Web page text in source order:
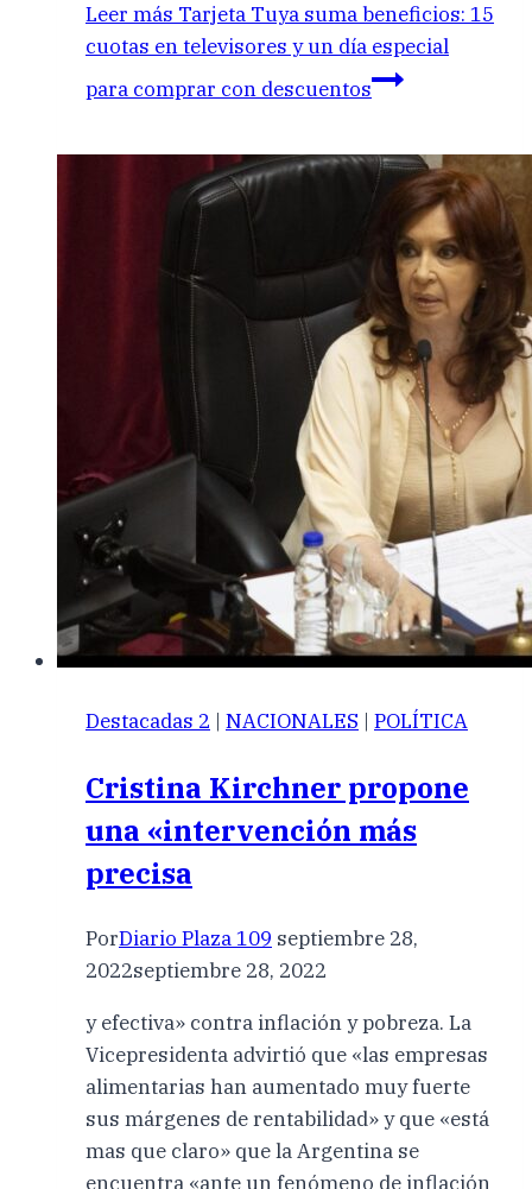
Leer más Tarjeta Tuya suma beneficios: 15
cuotas en televisores y un día especial
para comprar con descuentos
Destacadas 2 | NACIONALES | POLÍTICA
Cristina Kirchner propone
una «intervención más
precisa
PorDiario Plaza 109 septiembre 28,
2022septiembre 28, 2022
y efectiva» contra inflación y pobreza. La
Vicepresidenta advirtió que «las empresas
alimentarias han aumentado muy fuerte
sus márgenes de rentabilidad» y que «está
mas que claro» que la Argentina se
encuentra «ante un fenómeno de inflación